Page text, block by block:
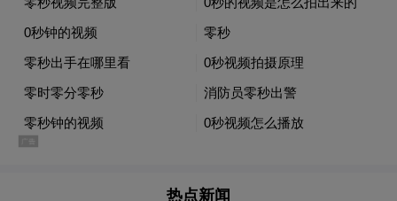
冲效果。
热点新闻